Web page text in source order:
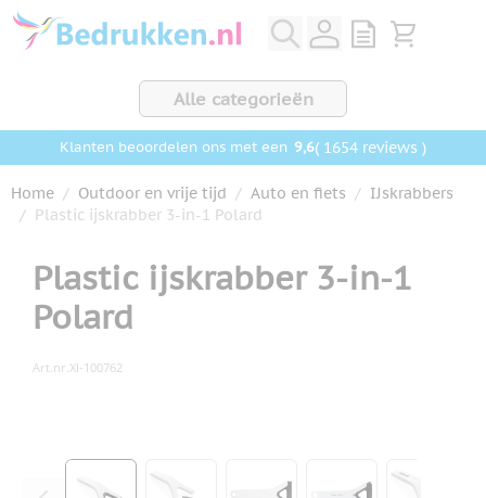
Ga naar de inhoud
View quote,
Bekijk
Alle categorieën
Klanten beoordelen ons met een 9,6( 1654 reviews )
Home / Outdoor en vrije tijd / Auto en fiets / IJskrabbers
/ Plastic ijskrabber 3-in-1 Polard
Plastic ijskrabber 3-in-1
Polard
Art.nr. XI-100762
View larger image
View larger image
View larger